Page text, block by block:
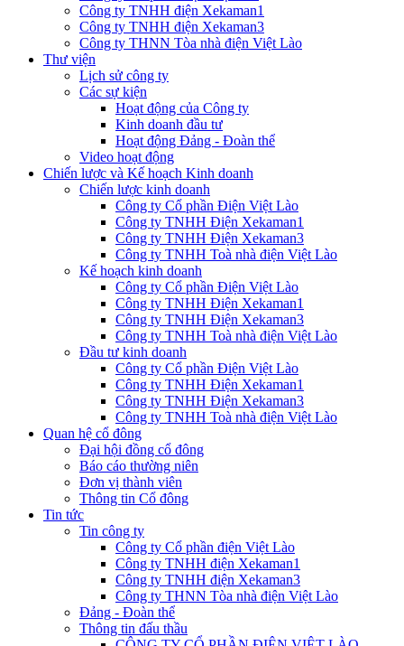
Công ty TNHH điện Xekaman1
Công ty TNHH điện Xekaman3
Công ty THNN Tòa nhà điện Việt Lào
Thư viện
Lịch sử công ty
Các sự kiện
Hoạt động của Công ty
Kinh doanh đầu tư
Hoạt động Đảng - Đoàn thể
Video hoạt động
Chiến lược và Kế hoạch Kinh doanh
Chiến lược kinh doanh
Công ty Cổ phần Điện Việt Lào
Công ty TNHH Điện Xekaman1
Công ty TNHH Điện Xekaman3
Công ty TNHH Toà nhà điện Việt Lào
Kế hoạch kinh doanh
Công ty Cổ phần Điện Việt Lào
Công ty TNHH Điện Xekaman1
Công ty TNHH Điện Xekaman3
Công ty TNHH Toà nhà điện Việt Lào
Đầu tư kinh doanh
Công ty Cổ phần Điện Việt Lào
Công ty TNHH Điện Xekaman1
Công ty TNHH Điện Xekaman3
Công ty TNHH Toà nhà điện Việt Lào
Quan hệ cổ đông
Đại hội đồng cổ đông
Báo cáo thường niên
Đơn vị thành viên
Thông tin Cổ đông
Tin tức
Tin công ty
Công ty Cổ phần điện Việt Lào
Công ty TNHH điện Xekaman1
Công ty TNHH điện Xekaman3
Công ty THNN Tòa nhà điện Việt Lào
Đảng - Đoàn thể
Thông tin đấu thầu